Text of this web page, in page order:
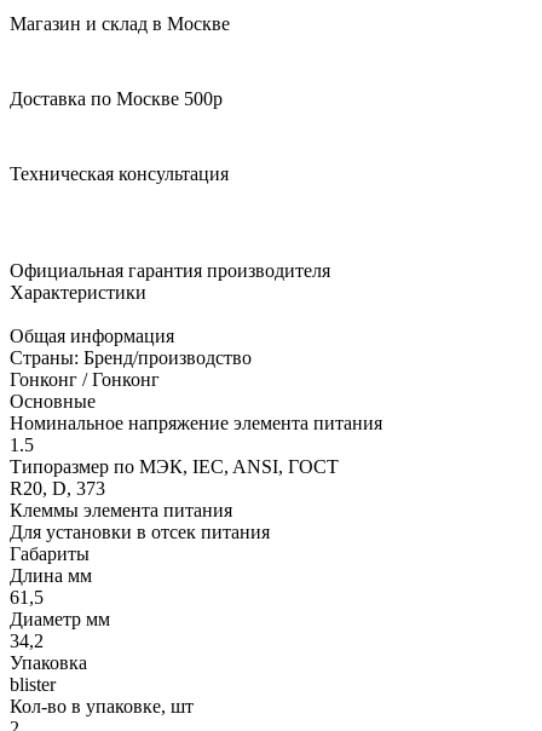
Магазин и склад в Москве
Доставка по Москве 500р
Техническая консультация
Официальная гарантия производителя
Характеристики
Общая информация
Страны: Бренд/производство
Гонконг / Гонконг
Основные
Номинальное напряжение элемента питания
1.5
Типоразмер по МЭК, IEC, ANSI, ГОСТ
R20, D, 373
Клеммы элемента питания
Для установки в отсек питания
Габариты
Длина мм
61,5
Диаметр мм
34,2
Упаковка
blister
Кол-во в упаковке, шт